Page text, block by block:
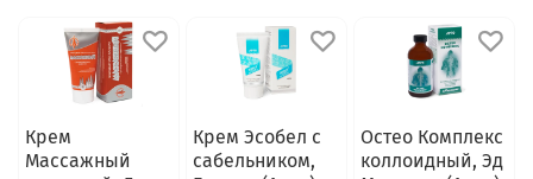
Крем
Массажный
Крем Эсобел с
сабельником,
Остео Комплекс
коллоидный, Эд